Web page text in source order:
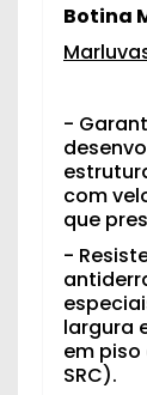
Botina
-
com
que
-
largura
em
SRC).